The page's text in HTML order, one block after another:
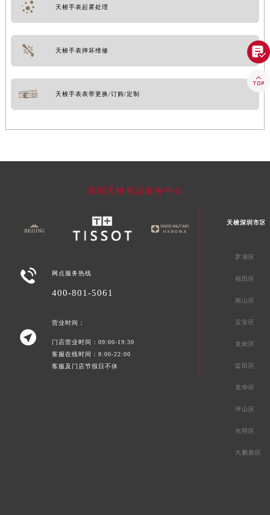
天梭手表起雾处理
天梭手表摔坏维修
天梭手表表带更换/订购/定制
深圳天梭售后服务中心
 网点服务热线
400-801-5061

营业时间：
门店营业时间：09:00-19:30
客服在线时间：8:00-22:00
客服及门店节假日不休
天梭深圳市区
罗湖区
福田区
南山区
宝安区
龙岗区
盐田区
龙华区
坪山区
光明区
大鹏新区

